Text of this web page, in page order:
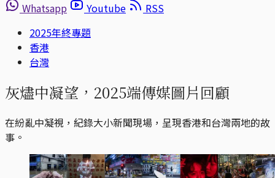
Whatsapp
Youtube
RSS
2025年終專題
香港
台灣
灰燼中凝望，2025端傳媒圖片回顧
在紛亂中凝視，紀錄大小新聞現場，呈現香港和台灣兩地的故
事。